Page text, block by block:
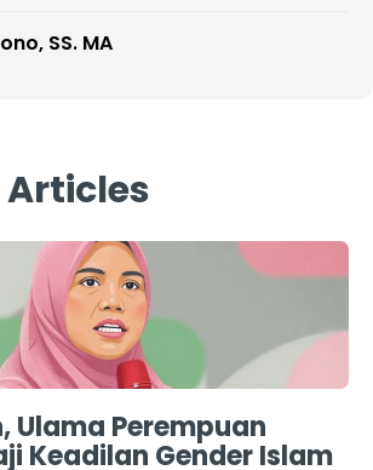
SS. MA
Ulama Perempuan
Keadilan Gender Islam